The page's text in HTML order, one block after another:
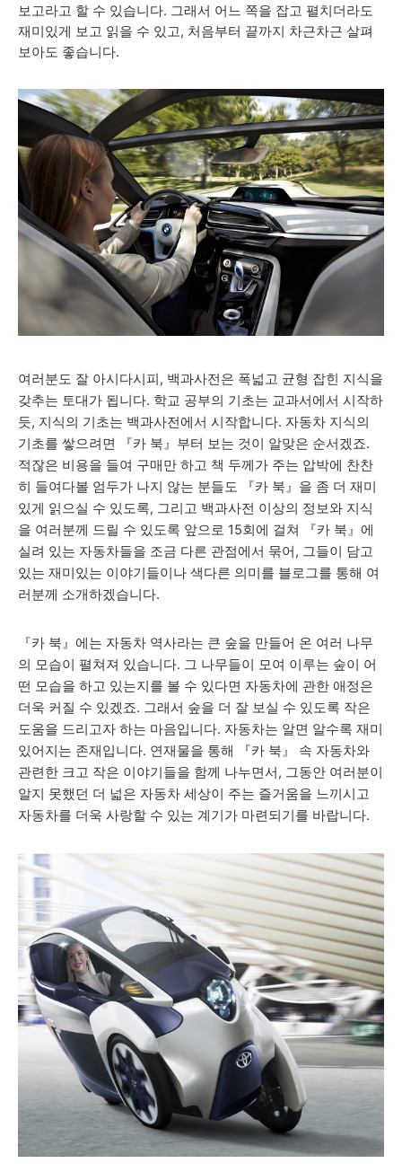
보고라고 할 수 있습니다. 그래서 어느 쪽을 잡고 펼치더라도
재미있게 보고 읽을 수 있고, 처음부터 끝까지 차근차근 살펴
보아도 좋습니다.
여러분도 잘 아시다시피, 백과사전은 폭넓고 균형 잡힌 지식을
갖추는 토대가 됩니다. 학교 공부의 기초는 교과서에서 시작하
듯, 지식의 기초는 백과사전에서 시작합니다. 자동차 지식의
기초를 쌓으려면 『카 북』부터 보는 것이 알맞은 순서겠죠.
적잖은 비용을 들여 구매만 하고 책 두께가 주는 압박에 찬찬
히 들여다볼 엄두가 나지 않는 분들도 『카 북』을 좀 더 재미
있게 읽으실 수 있도록, 그리고 백과사전 이상의 정보와 지식
을 여러분께 드릴 수 있도록 앞으로 15회에 걸쳐 『카 북』에
실려 있는 자동차들을 조금 다른 관점에서 묶어, 그들이 담고
있는 재미있는 이야기들이나 색다른 의미를 블로그를 통해 여
러분께 소개하겠습니다.
『카 북』에는 자동차 역사라는 큰 숲을 만들어 온 여러 나무
의 모습이 펼쳐져 있습니다. 그 나무들이 모여 이루는 숲이 어
떤 모습을 하고 있는지를 볼 수 있다면 자동차에 관한 애정은
더욱 커질 수 있겠죠. 그래서 숲을 더 잘 보실 수 있도록 작은
도움을 드리고자 하는 마음입니다. 자동차는 알면 알수록 재미
있어지는 존재입니다. 연재물을 통해 『카 북』 속 자동차와
관련한 크고 작은 이야기들을 함께 나누면서, 그동안 여러분이
알지 못했던 더 넓은 자동차 세상이 주는 즐거움을 느끼시고
자동차를 더욱 사랑할 수 있는 계기가 마련되기를 바랍니다.